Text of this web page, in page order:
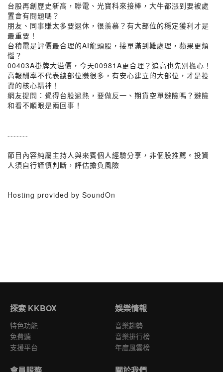
台股再創歷史新高，聯電、光寶科來接棒，大牛都漲到要被處
置會有問題嗎？
朋友、同事賺太多要退休，很羨慕？有大部位的穩定獲利才是
最重要！
台積電是評價最合理的AI龍頭股，接單滿到難處理，蘋果更煩
惱？
00403A掛牌大溢價，今天00981A更合理？追高也先別擔心！
高報酬率不代表總部位賺很多，有安心建立的大部位，才是投
資的核心精神！
網友提問：覺得台股過熱，要做反一、期貨空單避險嗎？避險
和看不順眼是兩回事！
-------
節目內容純屬主持人與來賓個人經驗分享，非個股推薦。投資
人須自行謹慎判斷，評估擔負風險
--
Hosting provided by SoundOn
探索 KKBOX
特色功能
免費聽
支援平台
娛樂情報
音樂趨勢
音樂排行榜
年度風雲榜